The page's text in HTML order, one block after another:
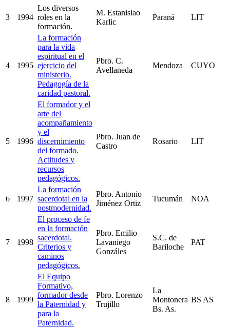
3 1994
Los diversos
roles en la
formación.
M. Estanislao
Karlic
Paraná LIT
4 1995
La formación
para la vida
espiritual en el
ejercicio del
ministerio.
Pedagogía de la
caridad pastoral.
Pbro. C.
Avellaneda
Mendoza CUYO
5 1996
El formador y el
arte del
acompañamiento
y el
discernimiento
del formado.
Actitudes y
recursos
pedagógicos.
Pbro. Juan de
Castro
Rosario LIT
6 1997
La formación
sacerdotal en la
postmodernidad.
Pbro. Antonio
Jiménez Ortiz
Tucumán NOA
7 1998
El proceso de fe
en la formación
sacerdotal.
Criterios y
caminos
pedagógicos.
Pbro. Emilio
Lavaniego
Gonzáles
S.C. de
Bariloche
PAT
8 1999
El Equipo
Formativo,
formador desde
la Paternidad y
para la
Paternidad.
Pbro. Lorenzo
Trujillo
La
Montonera
Bs. As.
BS AS